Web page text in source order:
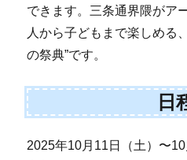
できます。三条通界隈がア
人から子どもまで楽しめる
の祭典”です。
日
2025年10月11日（土）〜10